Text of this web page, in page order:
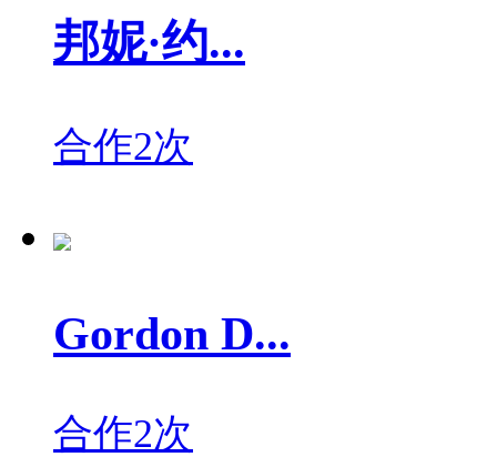
邦妮·约...
合作2次
Gordon D...
合作2次